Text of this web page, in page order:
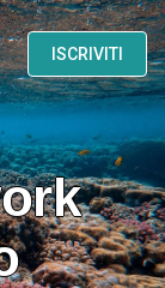
ISCRIVITI